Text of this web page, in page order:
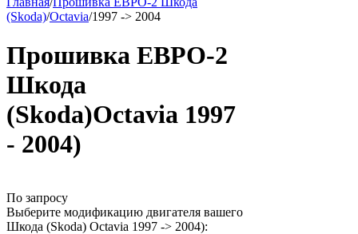
(Skoda)/Octavia/1997 -> 2004
Прошивка ЕВРО-2
Шкода
(Skoda)Octavia 1997
- 2004)
По запросу
Выберите модификацию двигателя вашего
Шкода (Skoda) Octavia 1997 -> 2004):